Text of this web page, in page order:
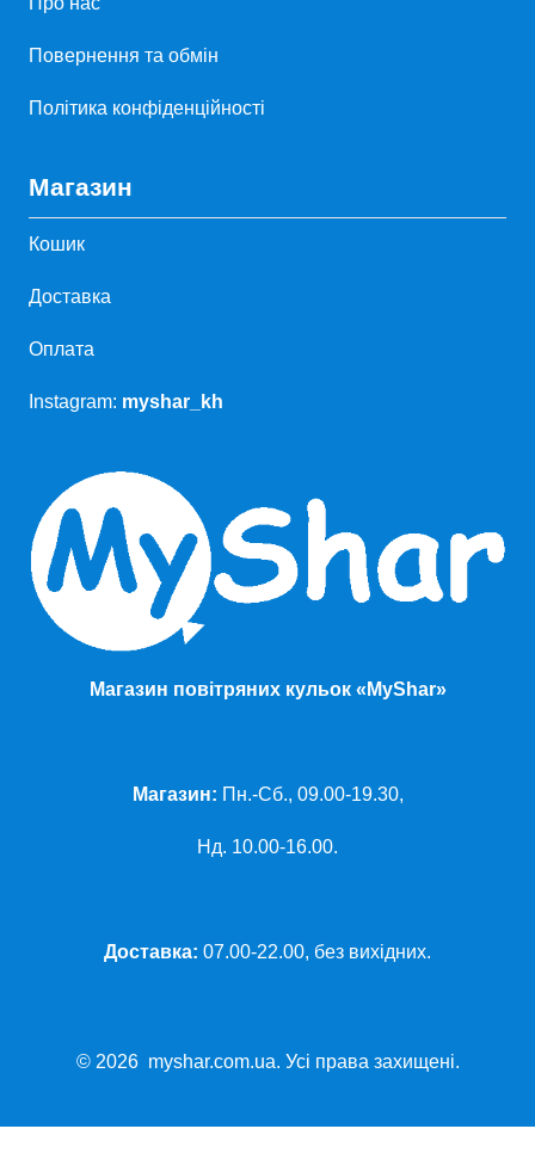
Повернення та обмін
Політика конфіденційності
Магазин
Кошик
Доставка
Оплата
Instagram: myshar_kh
Магазин повітряних кульок «MyShar»
Магазин: Пн.-Сб., 09.00-19.30,
Нд. 10.00-16.00.
Доставка: 07.00-22.00, без вихідних.
© 2026 myshar.com.ua. Усі права захищені.